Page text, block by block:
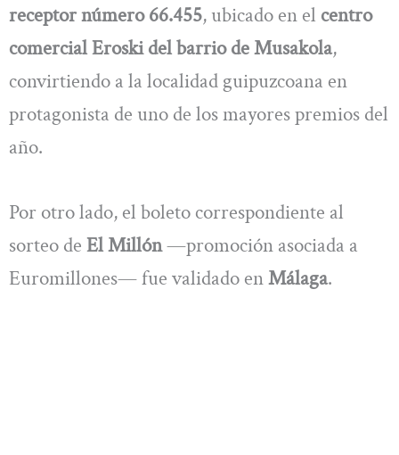
receptor número 66.455, ubicado en el centro
comercial Eroski del barrio de Musakola,
convirtiendo a la localidad guipuzcoana en
protagonista de uno de los mayores premios del
año.
Por otro lado, el boleto correspondiente al
sorteo de El Millón—promoción asociada a
Euromillones— fue validado enMálaga.